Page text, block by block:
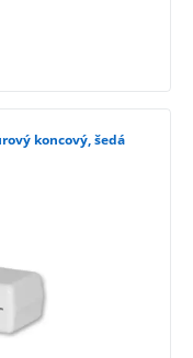
šňůrový koncový, šedá